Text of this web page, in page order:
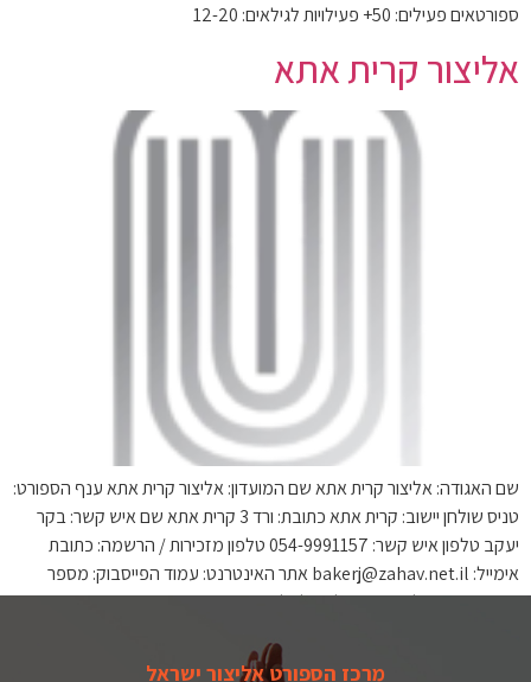
ספורטאים פעילים: 50+ פעילויות לגילאים: 12-20
אליצור קרית אתא
שם האגודה: אליצור קרית אתא שם המועדון: אליצור קרית אתא ענף הספורט:
טניס שולחן יישוב: קרית אתא כתובת: ורד 3 קרית אתא שם איש קשר: בקר
יעקב טלפון איש קשר: 054-9991157 טלפון מזכירות / הרשמה: כתובת
אימייל: bakerj@zahav.net.il אתר האינטרנט: עמוד הפייסבוק: מספר
ספורטאים פעילים: 45 פעילויות לגילאים: 8-80
מרכז הספורט אליצור ישראל